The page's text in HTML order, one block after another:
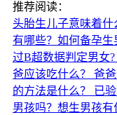
推荐阅读：
头胎生儿子意味着什
有哪些？如何备孕生
过B超数据判定男女?
爸应该吃什么？
爸
的方法是什么？
已
男孩吗？想生男孩有